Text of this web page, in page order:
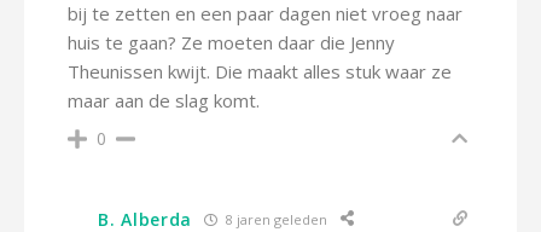
bij te zetten en een paar dagen niet vroeg naar
huis te gaan? Ze moeten daar die Jenny
Theunissen kwijt. Die maakt alles stuk waar ze
maar aan de slag komt.
0
B. Alberda 8 jaren geleden